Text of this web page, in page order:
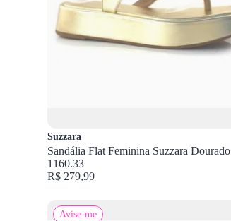
Suzzara
Sandália Flat Feminina Suzzara Dourado
1160.33
R$ 279,99
Avise-me